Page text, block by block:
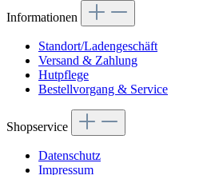
Informationen
Standort/Ladengeschäft
Versand & Zahlung
Hutpflege
Bestellvorgang & Service
Shopservice
Datenschutz
Impressum